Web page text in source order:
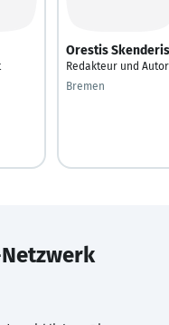
Orestis Skenderis
Redakteur und Autor
Bremen
Netzwerk